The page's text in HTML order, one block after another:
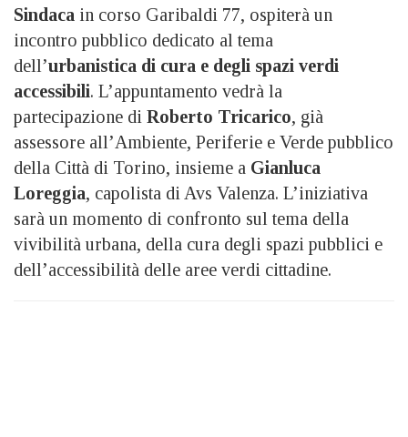
Sindaca in corso Garibaldi 77, ospiterà un
incontro pubblico dedicato al tema
dell’urbanistica di cura e degli spazi verdi
accessibili. L’appuntamento vedrà la
partecipazione di Roberto Tricarico, già
assessore all’Ambiente, Periferie e Verde pubblico
della Città di Torino, insieme a Gianluca
Loreggia, capolista di Avs Valenza. L’iniziativa
sarà un momento di confronto sul tema della
vivibilità urbana, della cura degli spazi pubblici e
dell’accessibilità delle aree verdi cittadine.